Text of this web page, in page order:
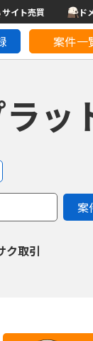
サイト売買 ド
案件一
ッ
案
ク取引